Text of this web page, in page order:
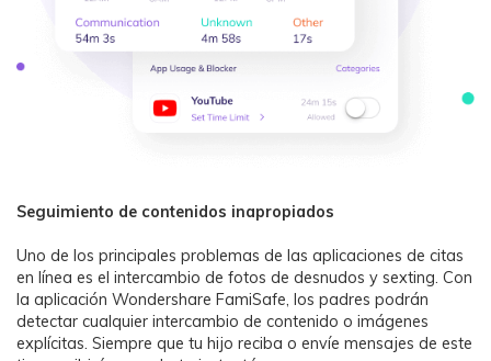
Seguimiento de contenidos inapropiados
Uno de los principales problemas de las aplicaciones de citas
en línea es el intercambio de fotos de desnudos y sexting. Con
la aplicación Wondershare FamiSafe, los padres podrán
detectar cualquier intercambio de contenido o imágenes
explícitas. Siempre que tu hijo reciba o envíe mensajes de este